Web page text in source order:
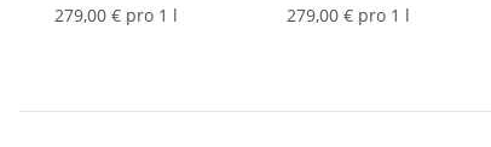
279,00 € pro 1 l
279,00 € pro 1 l